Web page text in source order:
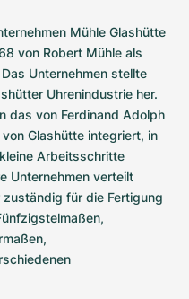
Mühle Glashütte
von Robert Mühle als
Unternehmen stellte
Uhrenindustrie her.
das von Ferdinand Adolph
Glashütte integriert, in
Arbeitsschritte
Unternehmen verteilt
für die Fertigung